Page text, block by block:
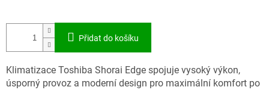
cena:
Přidat do košíku
Klimatizace Toshiba Shorai Edge spojuje vysoký výkon,
úsporný provoz a moderní design pro maximální komfort po